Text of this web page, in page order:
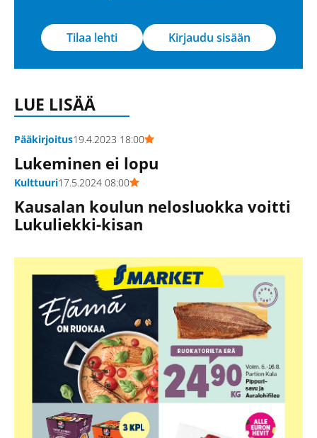
Tilaa lehti Kirjaudu sisään
LUE LISÄÄ
Pääkirjoitus19.4.2023 18:00
Lukeminen ei lopu
Kulttuuri17.5.2024 08:00
Kausalan koulun nelosluokka voitti
Lukuliekki-kisan